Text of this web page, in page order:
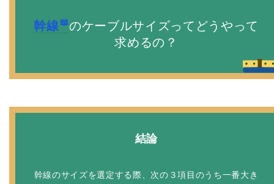
幹線
のケーブルサイズってどうやって
求めるの？
結論
幹線のサイズを選定する際、次の３項目のうち一番大き